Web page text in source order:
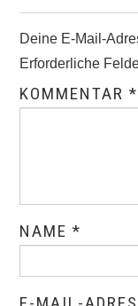
Deine E-Mail-
Erforderliche
KOMMENTAR*
NAME*